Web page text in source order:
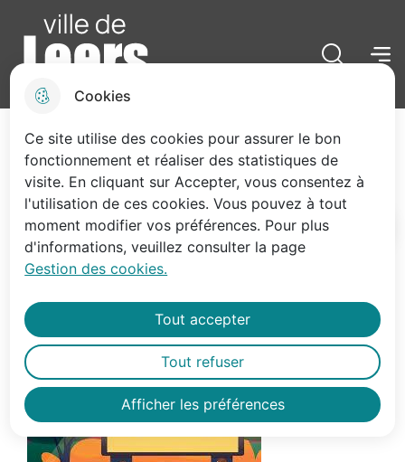
Cookies
Ce site utilise des cookies pour assurer le bon
fonctionnement et réaliser des statistiques de
visite. En cliquant sur Accepter, vous consentez à
l'utilisation de ces cookies. Vous pouvez à tout
moment modifier vos préférences. Pour plus
d'informations, veuillez consulter la page
Gestion des cookies.
Afficher les préférences
Tout accepter
Tout refuser
Skip
to
menu
Skip
to
search
map
Ville de Leers Menu
Cliquez
Événements et festivités
Accueil
20h.